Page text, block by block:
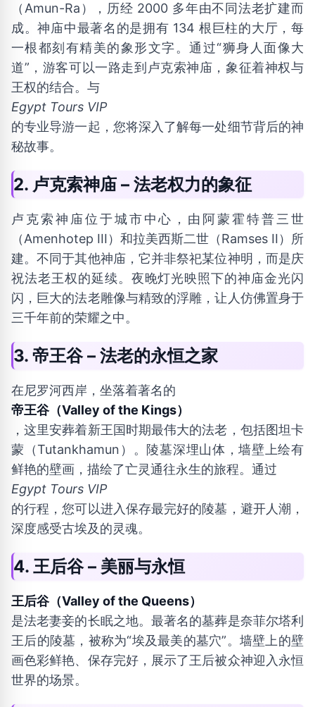
（Amun-Ra），历经 2000 多年由不同法老扩建而
成。神庙中最著名的是拥有 134 根巨柱的大厅，每
一根都刻有精美的象形文字。通过“狮身人面像大
道”，游客可以一路走到卢克索神庙，象征着神权与
王权的结合。与
Egypt Tours VIP
的专业导游一起，您将深入了解每一处细节背后的神
秘故事。
2. 卢克索神庙 – 法老权力的象征
卢克索神庙位于城市中心，由阿蒙霍特普三世
（Amenhotep III）和拉美西斯二世（Ramses II）所
建。不同于其他神庙，它并非祭祀某位神明，而是庆
祝法老王权的延续。夜晚灯光映照下的神庙金光闪
闪，巨大的法老雕像与精致的浮雕，让人仿佛置身于
三千年前的荣耀之中。
3. 帝王谷 – 法老的永恒之家
在尼罗河西岸，坐落着著名的
帝王谷（Valley of the Kings）
，这里安葬着新王国时期最伟大的法老，包括图坦卡
蒙（Tutankhamun）。陵墓深埋山体，墙壁上绘有
鲜艳的壁画，描绘了亡灵通往永生的旅程。通过
Egypt Tours VIP
的行程，您可以进入保存最完好的陵墓，避开人潮，
深度感受古埃及的灵魂。
4. 王后谷 – 美丽与永恒
王后谷（Valley of the Queens）
是法老妻妾的长眠之地。最著名的墓葬是奈菲尔塔利
王后的陵墓，被称为“埃及最美的墓穴”。墙壁上的壁
画色彩鲜艳、保存完好，展示了王后被众神迎入永恒
世界的场景。